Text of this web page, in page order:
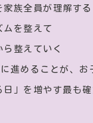
家族全員が理解する
ムを整えて
ら整えていく
進めることが、お
」を増やす最も確